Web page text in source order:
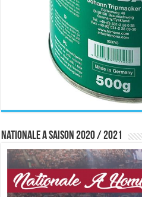
Nationale A saison 2020 / 2021